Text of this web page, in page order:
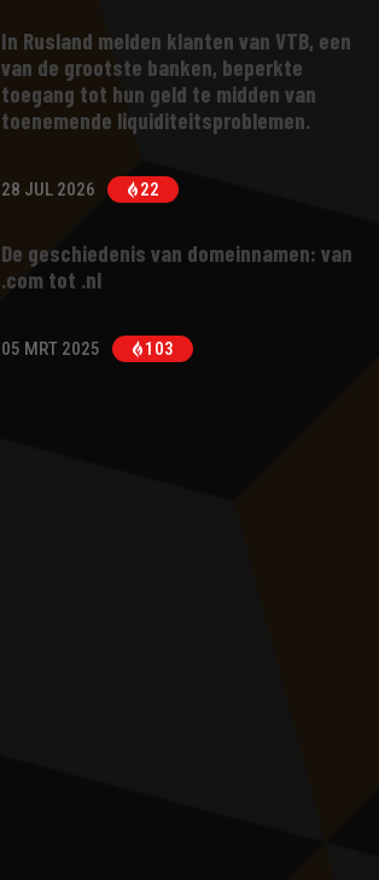
In Rusland melden klanten van VTB, een
van de grootste banken, beperkte
toegang tot hun geld te midden van
toenemende liquiditeitsproblemen.
28 JUL 2026 22
De geschiedenis van domeinnamen: van
.com tot .nl
05 MRT 2025 103